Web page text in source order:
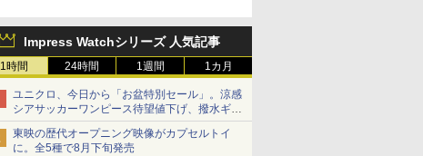
セール
Impress Watchシリーズ 人気記事
1時間 24時間 1週間 1カ月
ユニクロ、今日から「お盆特別セール」。涼感
シアサッカーワンピース待望値下げ、撥水ギア
ショーツは1990円に
東映の歴代オープニング映像がカプセルトイ
に。全5種で8月下旬発売